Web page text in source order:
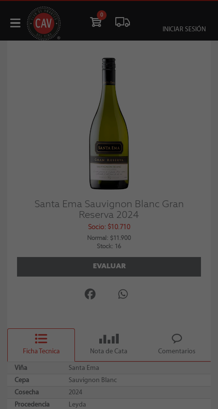
0
INICIAR SESIÓN
Santa Ema Sauvignon Blanc Gran
Reserva 2024
Socio: $10.710
Normal: $11.900
Stock: 16
EVALUAR
Ficha Tecnica Nota de Cata Comentarios
Viña
Santa Ema
Cepa
Sauvignon Blanc
Cosecha
2024
Procedencia
Leyda